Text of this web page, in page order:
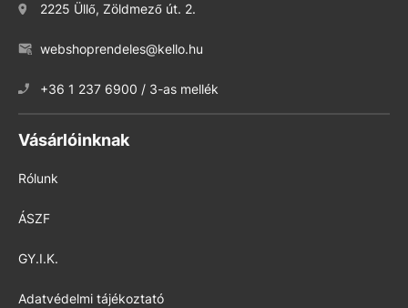
2225 Üllő, Zöldmező út. 2.
webshoprendeles@kello.hu
+36 1 237 6900 / 3-as mellék
Vásárlóinknak
Rólunk
ÁSZF
GY.I.K.
Adatvédelmi tájékoztató